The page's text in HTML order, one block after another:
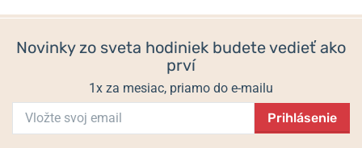
Novinky zo sveta hodiniek budete vedieť ako
prví
1x za mesiac, priamo do e-mailu
Prihlásenie